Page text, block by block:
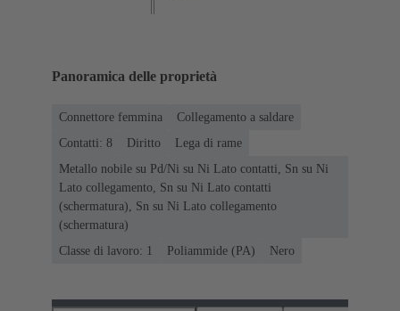
Panoramica delle proprietà
Connettore femmina
Collegamento a saldare
Contatti: 8
Diritto
Lega di rame
Metallo nobile su Pd/Ni su Ni Lato contatti, Sn su Ni
Lato collegamento, Sn su Ni Lato contatti
(schermatura), Sn su Ni Lato collegamento
(schermatura)
Classe di lavoro: 1
Poliammide (PA) Nero